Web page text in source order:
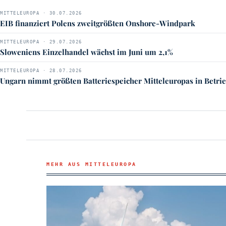
MITTELEUROPA · 30.07.2026
EIB finanziert Polens zweitgrößten Onshore-Windpark
MITTELEUROPA · 29.07.2026
Sloweniens Einzelhandel wächst im Juni um 2,1%
MITTELEUROPA · 28.07.2026
Ungarn nimmt größten Batteriespeicher Mitteleuropas in
MEHR AUS MITTELEUROPA